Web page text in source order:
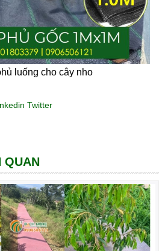
luống cho cây nho
Twitter
QUAN